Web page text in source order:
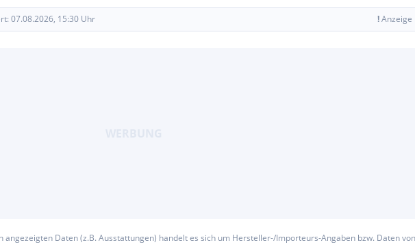
07.08.2026, 15:30 Uhr !Anzeige
angezeigten Daten (z.B. Ausstattungen) handelt es sich um Hersteller-/Importeurs-Angaben bzw. Daten von